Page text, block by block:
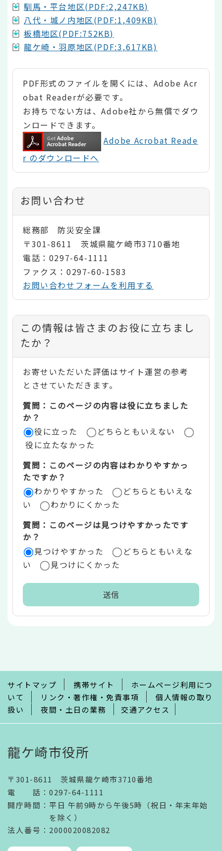
馴馬・平台地区(PDF:2,247KB)
八代・城ノ内地区(PDF:1,409KB)
板橋地区(PDF:752KB)
龍ケ崎・羽原地区(PDF:3,617KB)
PDF形式のファイルを開くには、Adobe Acr
obat Readerが必要です。
お持ちでない方は、Adobe社から無償でダウ
ンロードできます。
Adobe Acrobat Reade
r のダウンロードへ
お問い合わせ
総務部 防災安全課
〒301-8611 茨城県龍ケ崎市3710番地
電話：0297-64-1111
ファクス：0297-60-1583
お問い合わせフォームを利用する
コ
ン
テ
ン
ツ
評
価
リ
ア
この情報は皆さまのお役に立ちまし
たか？
お寄せいただいた評価はサイト運営の参考
とさせていただきます。
質問：このページの内容は役に立ちました
か？
役に立った
どちらともいえない
役に立たなかった
質問：このページの内容はわかりやすかっ
たですか？
わかりやすかった
どちらともいえな
い
わかりにくかった
質問：このページは見つけやすかったです
か？
見つけやすかった
どちらともいえな
い
見つけにくかった
で
サイトマップ 携帯サイト
ホームページ利用につ
いて
リンク・著作権・免責事項
個人情報の取り
扱い
夜間・土日の業務 交通アクセス
龍ケ崎市役所
〒301-8611 茨城県龍ケ崎市3710番地
電話 ： 0297-64-1111
開庁時間 ： 平日 午前9時から午後5時（祝日・年末年始
を除く）
法人番号 ：2000020082082